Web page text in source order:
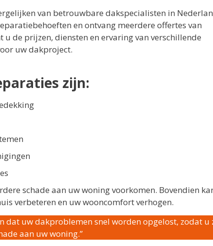
van betrouwbare dakspecialisten in
en ontvang meerdere offertes van
de prijzen, diensten en ervaring van verschillende
uw dakproject.
zijn:
schade aan uw woning voorkomen. Bovendien
verbeteren en uw wooncomfort verhogen.
dat uw dakproblemen snel worden opgelost, zodat u
aan uw woning.”